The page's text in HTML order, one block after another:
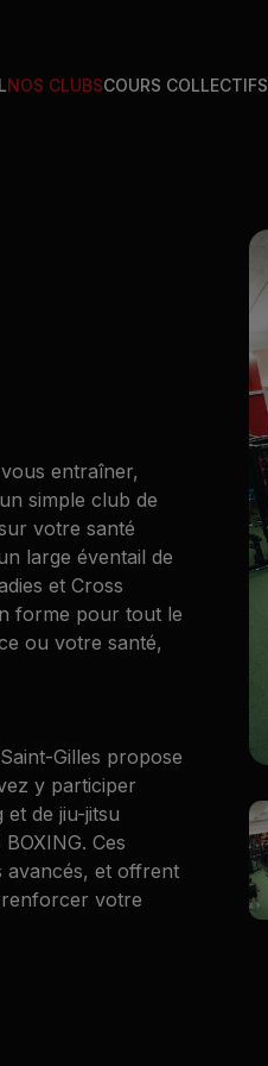
NOS CLUBSCOURS COLLECTIFS
entraîner,
simple club de
votre santé
large éventail de
et Cross
forme pour tout le
ou votre santé,
Gilles propose
y participer
de jiu-jitsu
Ces
avancés, et offrent
votre